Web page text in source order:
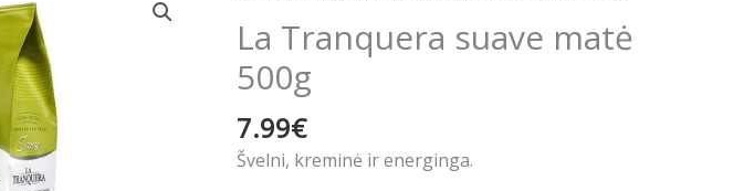
La Tranquera suave matė
500g
7.99€
Švelni, kreminė ir energinga.